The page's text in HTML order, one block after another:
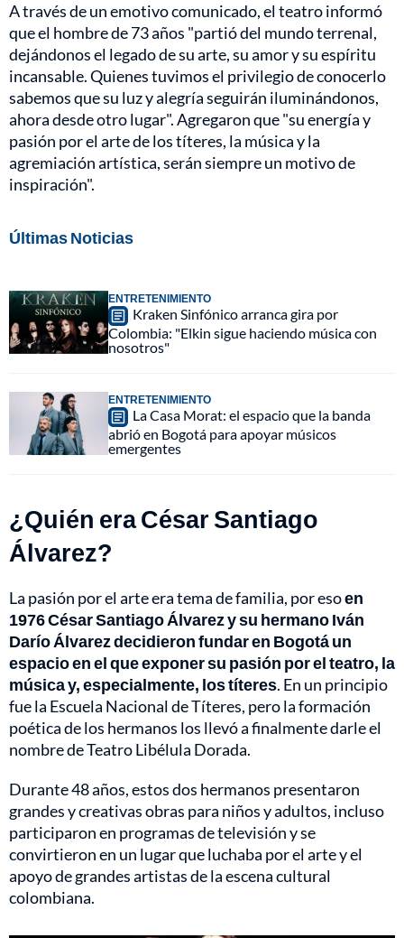
A través de un emotivo comunicado, el teatro informó
que el hombre de 73 años "partió del mundo terrenal,
dejándonos el legado de su arte, su amor y su espíritu
incansable. Quienes tuvimos el privilegio de conocerlo
sabemos que su luz y alegría seguirán iluminándonos,
ahora desde otro lugar". Agregaron que "su energía y
pasión por el arte de los títeres, la música y la
agremiación artística, serán siempre un motivo de
inspiración".
Últimas Noticias
ENTRETENIMIENTO
Kraken Sinfónico arranca gira por
Colombia: "Elkin sigue haciendo música con
nosotros"
ENTRETENIMIENTO
La Casa Morat: el espacio que la banda
abrió en Bogotá para apoyar músicos
emergentes
¿Quién era César Santiago
Álvarez?
La pasión por el arte era tema de familia, por esoen
1976César Santiago Álvarez y su hermano Iván
Darío Álvarez decidieron fundar en Bogotá un
espacio en el que exponer su pasión por el teatro, la
música y, especialmente, los títeres. En un principio
fue la Escuela Nacional de Títeres, pero la formación
poética de los hermanos los llevó a finalmente darle el
nombre de Teatro Libélula Dorada.
Durante 48 años, estos dos hermanos presentaron
grandes y creativas obras para niños y adultos, incluso
participaron en programas de televisión y se
convirtieron en un lugar que luchaba por el arte y el
apoyo de grandes artistas de la escena cultural
colombiana.